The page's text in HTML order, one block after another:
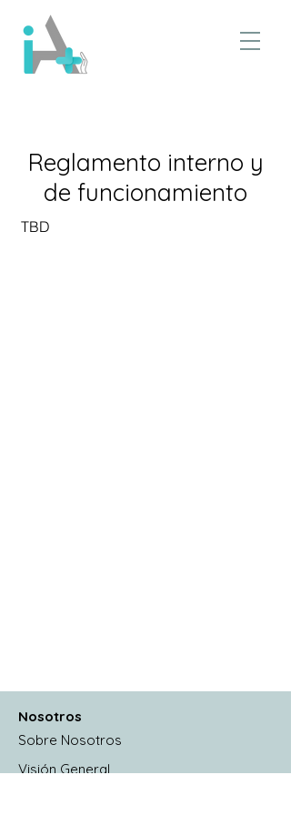
Reglamento interno y
de funcionamiento
​TBD
Nosotros
Sobre Nosotros
Visión General